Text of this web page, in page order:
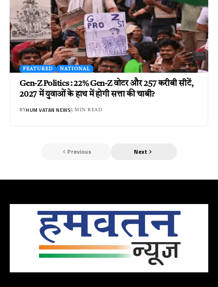
FEATURED NATIONAL
Gen-Z Politics : 22% Gen-Z वोटर और 257 करीबी सीटें,
2027 में युवाओं के हाथ में होगी सत्ता की चाबी?
BYHUM VATAN NEWS5 MIN READ
Previous Next